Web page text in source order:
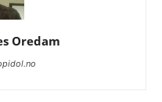
Oredam